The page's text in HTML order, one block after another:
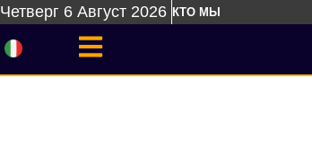
Четверг 6 Август 2026 КТО МЫ